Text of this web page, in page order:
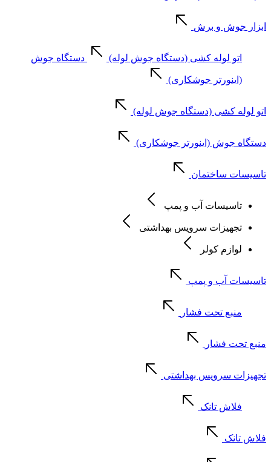
ابزار جوش و برش
اتو لوله کشی (دستگاه جوش لوله) دستگاه جوش
(اینورتر جوشکاری)
اتو لوله کشی (دستگاه جوش لوله)
دستگاه جوش (اینورتر جوشکاری)
تاسیسات ساختمان
تاسیسات آب و پمپ
تجهیزات سرویس بهداشتی
لوازم کولر
تاسیسات آب و پمپ
منبع تحت فشار
منبع تحت فشار
تجهیزات سرویس بهداشتی
فلاش تانک
فلاش تانک